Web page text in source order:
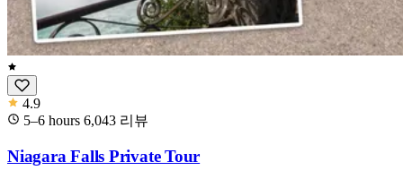
4.9
5–6 hours 6,043 리뷰
Niagara Falls Private Tour